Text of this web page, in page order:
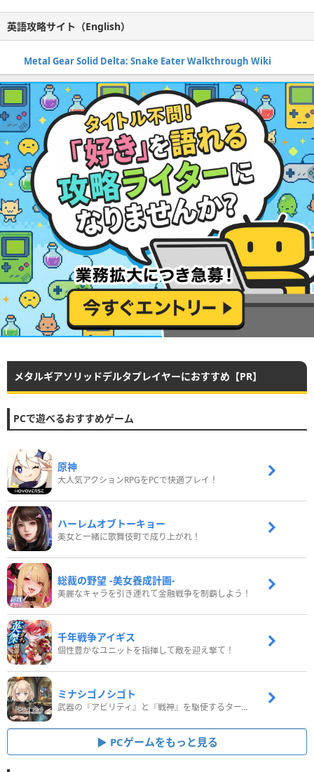
英語攻略サイト（English）
Metal Gear Solid Delta: Snake Eater Walkthrough Wiki
メタルギアソリッドデルタプレイヤーにおすすめ【PR】
PCで遊べるおすすめゲーム
原神
大人気アクションRPGをPCで快適プレイ！
ハーレムオブトーキョー
美女と一緒に歌舞伎町で成り上がれ！
総裁の野望 -美女養成計画-
美麗なキャラを引き連れて金融戦争を制覇しよう！
千年戦争アイギス
個性豊かなユニットを指揮して敵を迎え撃て！
ミナシゴノシゴト
武器の『アビリティ』と『戦神』を駆使するターン制コマンドバトルRPG！
PCゲームをもっと見る